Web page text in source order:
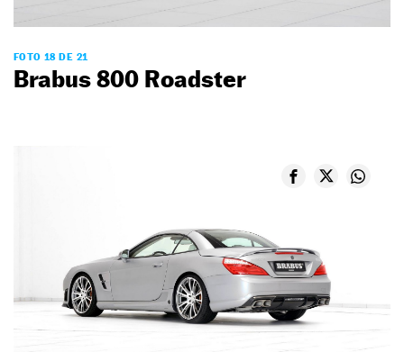
FOTO 18 DE 21
Brabus 800 Roadster